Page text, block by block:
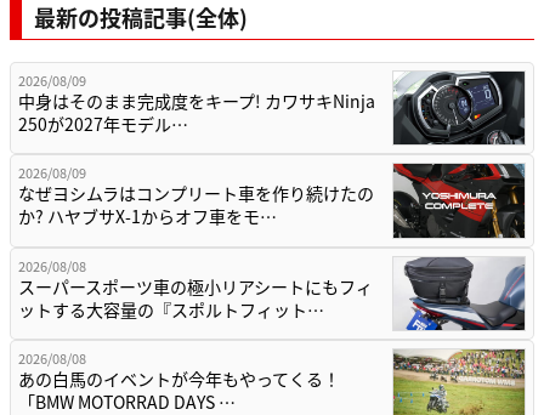
最新の投稿記事(全体)
2026/08/09
中身はそのまま完成度をキープ! カワサキNinja
250が2027年モデル…
2026/08/09
なぜヨシムラはコンプリート車を作り続けたの
か? ハヤブサX-1からオフ車をモ…
2026/08/08
スーパースポーツ車の極小リアシートにもフィ
ットする大容量の『スポルトフィット…
2026/08/08
あの白馬のイベントが今年もやってくる！
「BMW MOTORRAD DAYS …